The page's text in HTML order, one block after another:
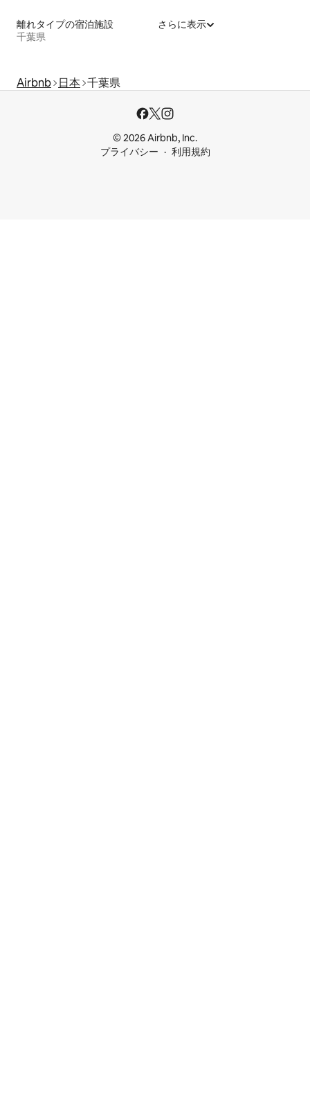
離れタイプの宿泊施設
千葉県
さらに表示
Airbnb 日本 千葉県
© 2026 Airbnb, Inc.
プライバシー
利用規約